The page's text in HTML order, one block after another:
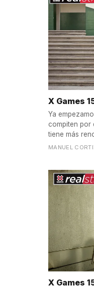
X Games
Ya
compiten por
tiene más
MANUEL
X Games